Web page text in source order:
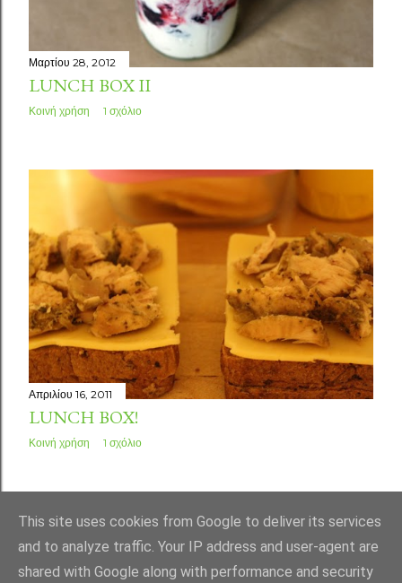
Μαρτίου 28, 2012
LUNCH BOX II
Κοινή χρήση 1 σχόλιο
Απριλίου 16, 2011
LUNCH BOX!
Κοινή χρήση 1 σχόλιο
ΠΑΛΑΙΌΤΕΡΕΣ ΑΝΑΡΤΉΣΕΙΣ
This site uses cookies from Google to deliver its services
and to analyze traffic. Your IP address and user-agent are
shared with Google along with performance and security